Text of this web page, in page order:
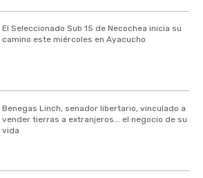
El Seleccionado Sub 15 de Necochea inicia su
camino este miércoles en Ayacucho
Benegas Linch, senador libertario, vinculado a
vender tierras a extranjeros... el negocio de su
vida